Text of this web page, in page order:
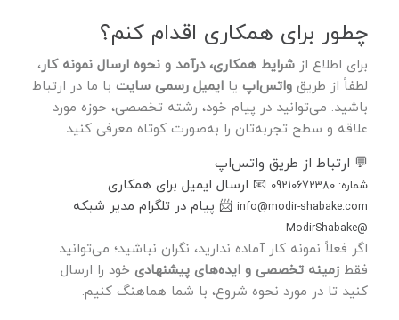
چطور برای همکاری اقدام کنم؟
برای اطلاع از شرایط همکاری، درآمد و نحوه ارسال نمونه کار،
لطفاً از طریق واتس‌اپ یا ایمیل رسمی سایت با ما در ارتباط
باشید. می‌توانید در پیام خود، رشته تخصصی، حوزه مورد
علاقه و سطح تجربه‌تان را به‌صورت کوتاه معرفی کنید.
💬 ارتباط از طریق واتس‌اپ
شماره: 09210672380 📧 ارسال ایمیل برای همکاری
info@modir-shabake.com
📨 پیام در تلگرام مدیر شبکه
@ModirShabake
اگر فعلاً نمونه کار آماده ندارید، نگران نباشید؛ می‌توانید
فقط زمینه تخصصی و ایده‌های پیشنهادی خود را ارسال
کنید تا در مورد نحوه شروع، با شما هماهنگ کنیم.